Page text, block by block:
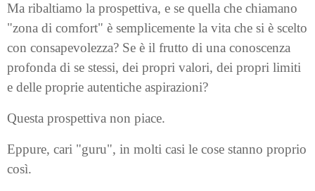
Ma ribaltiamo la prospettiva, e se quella che chiamano
"zona di comfort" è semplicemente la vita che si è scelto
con consapevolezza? Se è il frutto di una conoscenza
profonda di se stessi, dei propri valori, dei propri limiti
e delle proprie autentiche aspirazioni?
Questa prospettiva non piace.
Eppure, cari "guru", in molti casi le cose stanno proprio
così.